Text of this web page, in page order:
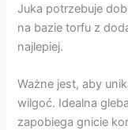
Juka potrzebuje
na bazie torfu z
najlepiej.
Ważne jest, aby
wilgoć. Idealna
zapobiega gnicie